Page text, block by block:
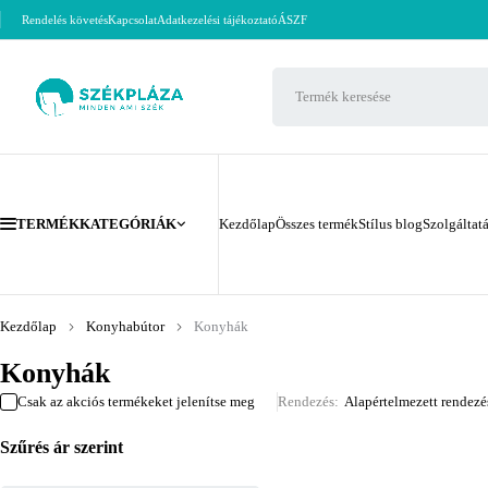
Rendelés követésKapcsolatAdatkezelési tájékoztatóÁSZF
TERMÉKKATEGÓRIÁK KezdőlapÖsszes termékStílus blog
Konyhák
Kezdőlap Konyhabútor Konyhák
Szűrés ár szerint
Csak az akciós termékeket jelenítse meg Rendezés Alapértelmezett